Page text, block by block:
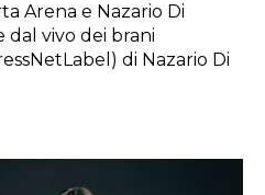
Arena e Nazario Di
dal vivo dei brani
di Nazario Di